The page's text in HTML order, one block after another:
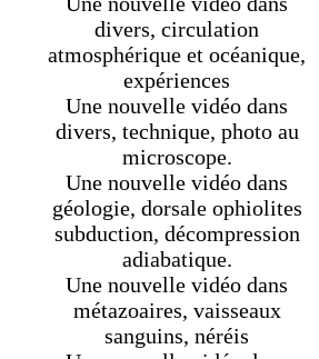
divers, circulation
atmosphérique et océanique,
expériences
Une nouvelle vidéo dans
divers, technique, photo au
microscope.
Une nouvelle vidéo dans
géologie, dorsale ophiolites
subduction, décompression
adiabatique.
Une nouvelle vidéo dans
métazoaires, vaisseaux
sanguins, néréis